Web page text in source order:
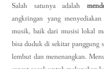
Salah satunya adalah
angkringan yang
musik, baik dari musisi lokal
bisa duduk di sekitar
lembut dan menenangkan.